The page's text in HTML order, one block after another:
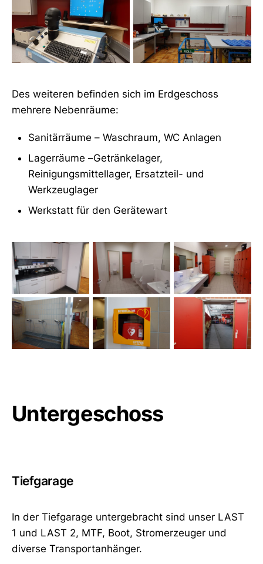
Des weiteren befinden sich im Erdgeschoss
mehrere Nebenräume:
Sanitärräume – Waschraum, WC Anlagen
Lagerräume –Getränkelager,
Reinigungsmittellager, Ersatzteil- und
Werkzeuglager
Werkstatt für den Gerätewart
Untergeschoss
Tiefgarage
In der Tiefgarage untergebracht sind unser LAST
1 und LAST 2, MTF, Boot, Stromerzeuger und
diverse Transportanhänger.